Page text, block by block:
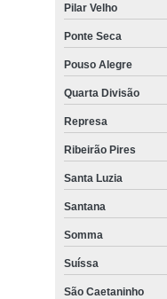
Pilar Velho
Ponte Seca
Pouso Alegre
Quarta Divisão
Represa
Ribeirão Pires
Santa Luzia
Santana
Somma
Suíssa
São Caetaninho